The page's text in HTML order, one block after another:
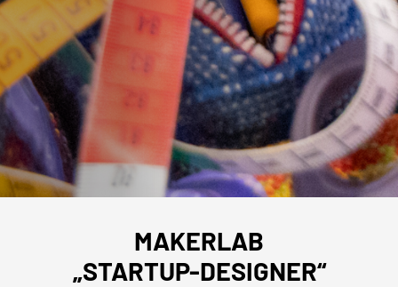
MAKERLAB
„STARTUP-DESIGNER“